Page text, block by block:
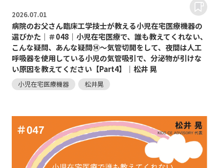
2026.07.01
病院のお父さん臨床工学技士が教える小児在宅医療機器の
選びかた｜＃048｜小児在宅医療で、誰も教えてくれない、
こんな疑問、あんな疑問⑭～気管切開をして、夜間は人工
呼吸器を使用している小児の気管吸引で、分泌物が引けな
い原因を教えてください【Part4】｜松井 晃
小児在宅医療機器 松井晃